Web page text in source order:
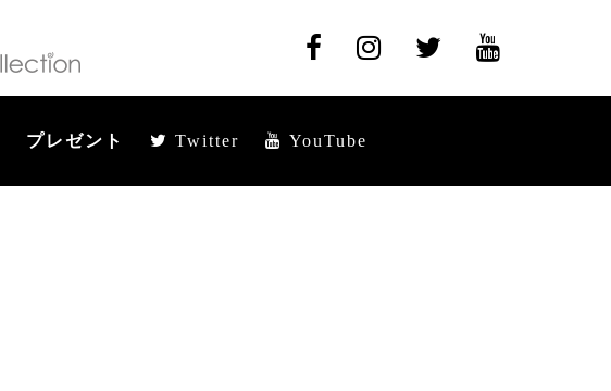
プレゼント Twitter YouTube